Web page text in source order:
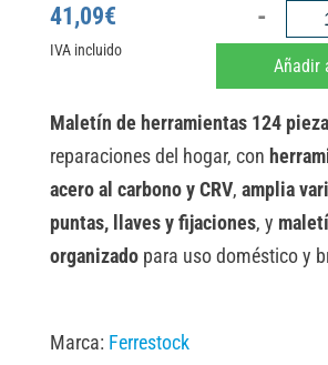
41,09€
IVA incluido
MALETÍN
CON
124
PCS
FSK
cantidad
Añadir
Maletín de herramientas 124
reparaciones del hogar, con
acero al carbono y CRV, amplia
puntas, llaves y fijaciones, y
organizadopara uso doméstico y
Marca: Ferrestock